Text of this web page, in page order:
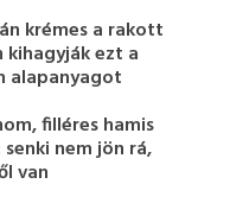
krémes a rakott
kihagyják ezt a
alapanyagot
filléres hamis
nem jön rá,
van